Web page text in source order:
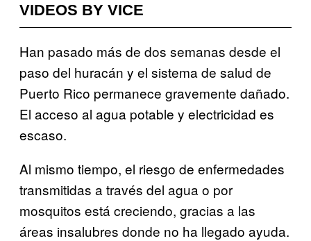
VIDEOS BY VICE
Han pasado más de dos semanas desde el
paso del huracán y el sistema de salud de
Puerto Rico permanece gravemente dañado.
El acceso al agua potable y electricidad es
escaso.
Al mismo tiempo, el riesgo de enfermedades
transmitidas a través del agua o por
mosquitos está creciendo, gracias a las
áreas insalubres donde no ha llegado ayuda.